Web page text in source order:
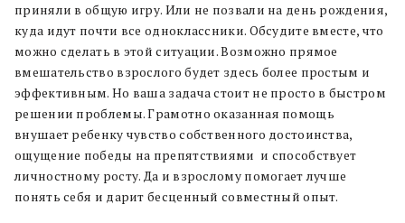
приняли в общую игру. Или не позвали на день рождения,
куда идут почти все одноклассники. Обсудите вместе, что
можно сделать в этой ситуации. Возможно прямое
вмешательство взрослого будет здесь более простым и
эффективным. Но ваша задача стоит не просто в быстром
решении проблемы. Грамотно оказанная помощь
внушает ребенку чувство собственного достоинства,
ощущение победы на препятствиями и способствует
личностному росту. Да и взрослому помогает лучше
понять себя и дарит бесценный совместный опыт.